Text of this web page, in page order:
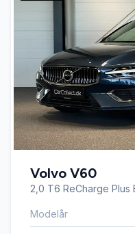
Volvo V60
2,0 T6 ReCharge Plus
Modelår